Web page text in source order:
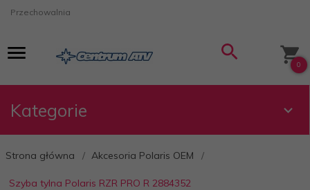
Przechowalnia
0
Kategorie
Strona główna Akcesoria Polaris OEM
Szyba tylna Polaris RZR PRO R 2884352